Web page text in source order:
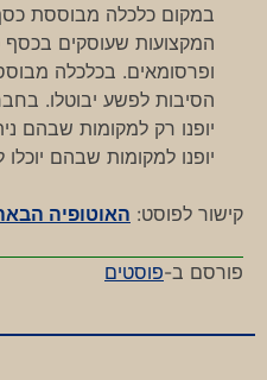
במקום כלכלה מבוססת
המקצועות שעוסקים בכסף
ופרסומאים. בכלכלה
הסיבות לפשע יבוטלו.
יופנו רק למקומות שבהם
יופנו למקומות שבהם
קישור לפוסט: האוטופיה
פורסם ב-פוסטים